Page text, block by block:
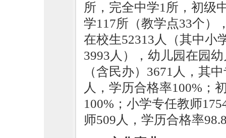
所，完全中学1所，初级
学117所（教学点33个）
在校生52313人（其中小
3993人），幼儿园在园
（含民办）3671人，其
人，学历合格率100%；
100%；小学专任教师
师509人，学历合格率